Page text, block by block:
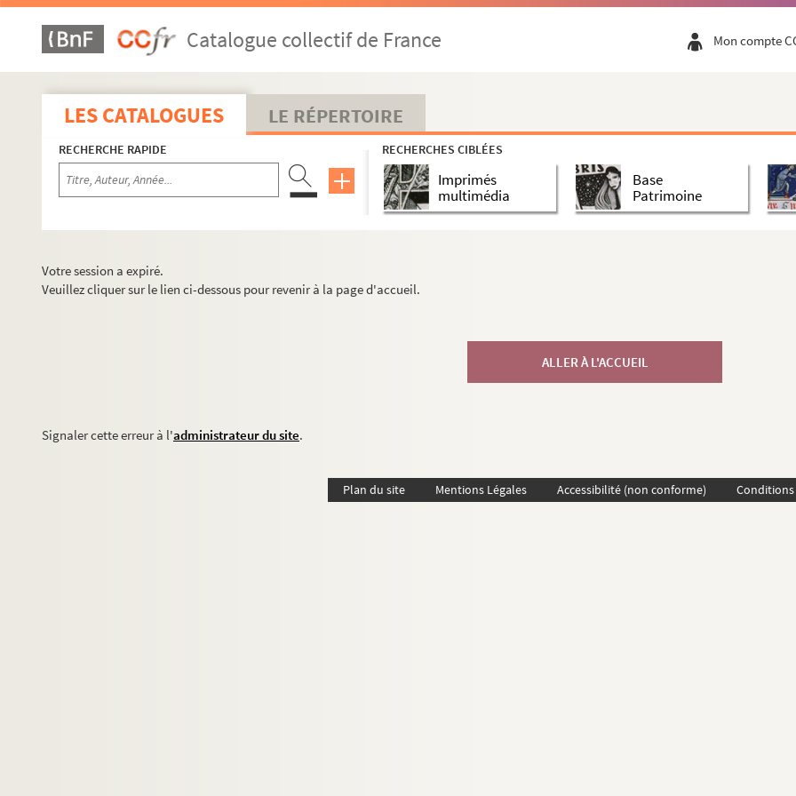
Catalogue collectif de France Mon compte
LES CATALOGUES LE RÉPERTOIRE
RECHERCHE RAPIDE RECHERCHES CIBLÉES
Imprimés
multimédia
Base
Patrimoine
Votre session a expiré.
Veuillez cliquer sur le lien ci-dessous pour revenir à la page d'accueil.
ALLER À L'ACCUEIL
Signaler cette erreur à l'administrateur du site.
Plan du site Mentions Légales Accessibilité (non conforme)